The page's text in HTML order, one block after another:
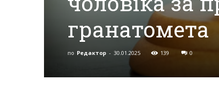
Херсон,
Херсонські
гранатомета
по Редактор - 30.01.2025 139 0